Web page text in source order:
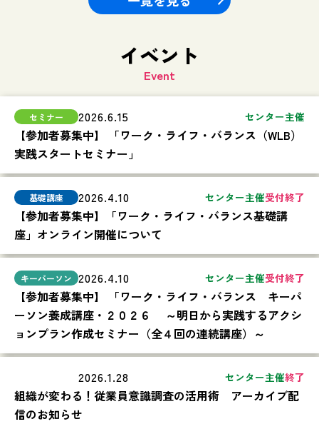
イベント
Event
2026.6.15 センター主催
【参加者募集中】 「ワーク・ライフ・バランス（WLB）
実践スタートセミナー」
2026.4.10 センター主催受付終了
【参加者募集中】「ワーク・ライフ・バランス基礎講
座」オンライン開催について
2026.4.10 センター主催受付終了
【参加者募集中】 「ワーク・ライフ・バランス キーパ
ーソン養成講座・２０２６ ～明日から実践するアクシ
ョンプラン作成セミナー（全４回の連続講座）～
2026.1.28 センター主催終了
組織が変わる！従業員意識調査の活用術 アーカイブ配
信のお知らせ